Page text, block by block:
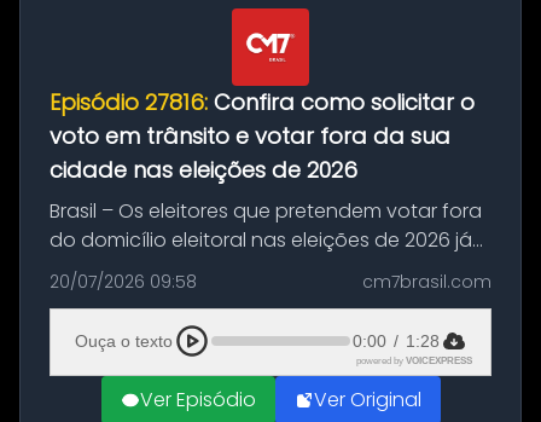
Episódio 27816: Confira como solicitar o
voto em trânsito e votar fora da sua
cidade nas eleições de 2026
Brasil – Os eleitores que pretendem votar fora
do domicílio eleitoral nas eleições de 2026 já
podem solicitar o voto em trânsito a partir
desta segunda-feira (20). O pedido pode ser
feito até 20 de ag...
20/07/2026 09:58 cm7brasil.com
Ouça o texto 0:00 / 1:28
powered by VOICEXPRESS
Ver Episódio Ver Original